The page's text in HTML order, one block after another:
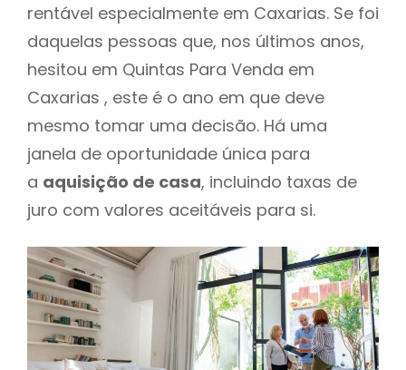
rentável especialmente em Caxarias. Se foi
daquelas pessoas que, nos últimos anos,
hesitou em Quintas Para Venda em
Caxarias , este é o ano em que deve
mesmo tomar uma decisão. Há uma
janela de oportunidade única para
a aquisição de casa, incluindo taxas de
juro com valores aceitáveis para si.